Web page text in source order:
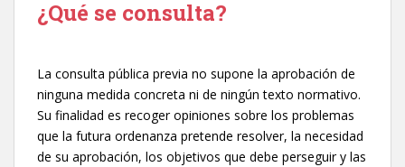
¿Qué se consulta?
La consulta pública previa no supone la aprobación de
ninguna medida concreta ni de ningún texto normativo.
Su finalidad es recoger opiniones sobre los problemas
que la futura ordenanza pretende resolver, la necesidad
de su aprobación, los objetivos que debe perseguir y las